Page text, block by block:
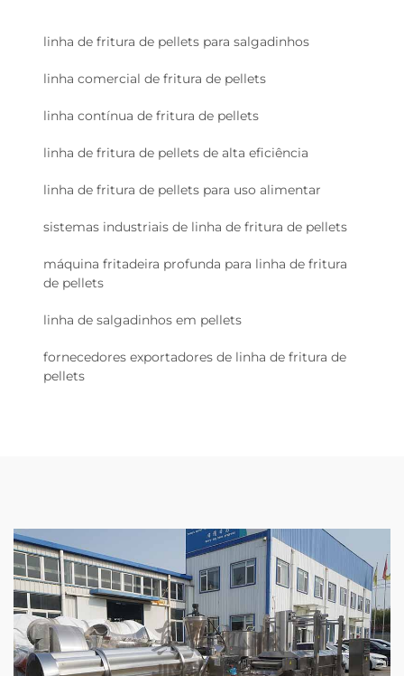
linha de fritura de pellets para salgadinhos
linha comercial de fritura de pellets
linha contínua de fritura de pellets
linha de fritura de pellets de alta eficiência
linha de fritura de pellets para uso alimentar
sistemas industriais de linha de fritura de pellets
máquina fritadeira profunda para linha de fritura
de pellets
linha de salgadinhos em pellets
fornecedores exportadores de linha de fritura de
pellets